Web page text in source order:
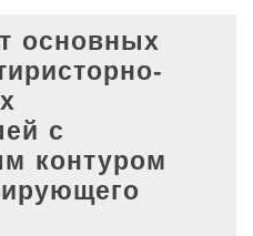
основных
с
контуром